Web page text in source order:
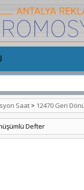
Saat > 12470 Geri
Defter